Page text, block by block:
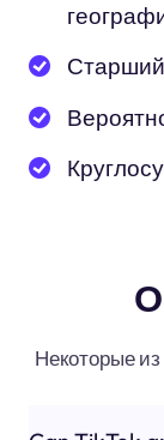
Некоторые